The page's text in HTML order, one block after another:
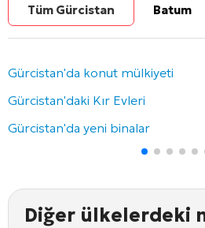
Tüm Gürcistan Batum
Gürcistan'da konut mülkiyeti
Gürcistan'daki Kır Evleri
Gürcistan'da yeni binalar
Diğer ülkelerdeki